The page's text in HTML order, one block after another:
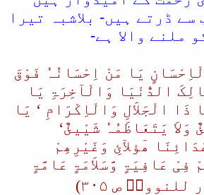
سے ڈرتے ہیں- بلاشبہ تیرا
ملنے والا ہے-
یَا مَنْ اِحْسَانُہٗ فَوْقَ
الدُّنْیَا وَالْآخِرَۃِ یَا
ذَا الْجَلاَلِ وَالْاِکْرَامِ ‘ یَا
وَلاَ یَتَعَاظَمُہٗ شَیْیئٌ‘
ھٓؤلآئِ وَغَیْرِھِمْ
فِیْ عَافِیَۃٍ وَّسَلاَمَۃٍ عَامَّۃٍ
ص ۳۰۵)